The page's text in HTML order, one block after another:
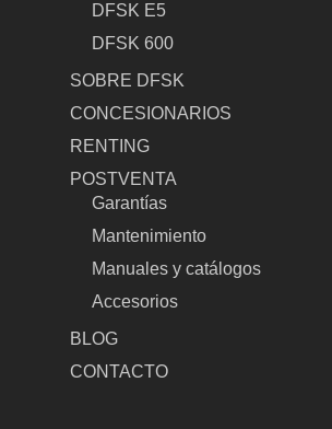
DFSK E5
DFSK 600
SOBRE DFSK
CONCESIONARIOS
RENTING
POSTVENTA
Garantías
Mantenimiento
Manuales y catálogos
Accesorios
BLOG
CONTACTO